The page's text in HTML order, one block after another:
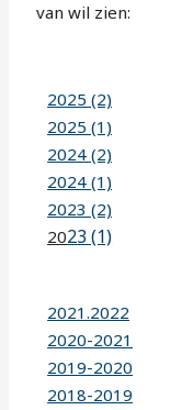
van wil zien:
2025 (2)
2025 (1)
2024 (2)
2024 (1)
2023 (2)
2023 (1)
2021.2022
2020-2021
2019-2020
2018-2019